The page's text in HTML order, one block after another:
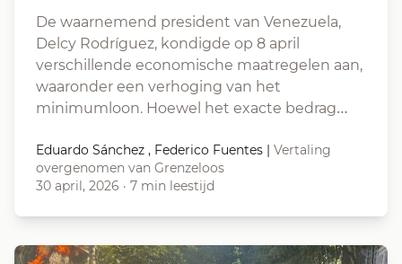
De waarnemend president van Venezuela,
Delcy Rodríguez, kondigde op 8 april
verschillende economische maatregelen aan,
waaronder een verhoging van het
minimumloon. Hoewel het exacte bedrag…
Eduardo Sánchez , Federico Fuentes | Vertaling
overgenomen van Grenzeloos
30 april, 2026 · 7 min leestijd